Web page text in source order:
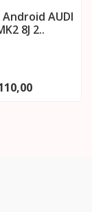
Android AUDI
8J 2..